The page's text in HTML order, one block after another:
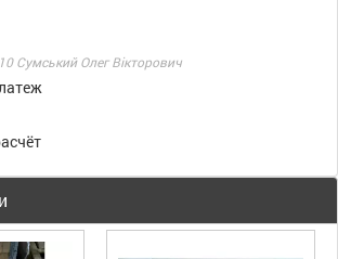
Сумський Олег Вікторович